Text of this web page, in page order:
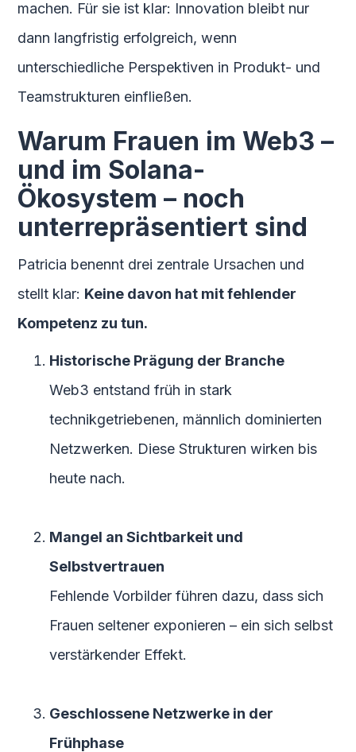
machen. Für sie ist klar: Innovation bleibt nur
dann langfristig erfolgreich, wenn
unterschiedliche Perspektiven in Produkt- und
Teamstrukturen einfließen.
Warum Frauen im Web3 –
und im Solana-
Ökosystem – noch
unterrepräsentiert sind
Patricia benennt drei zentrale Ursachen und
stellt klar: Keine davon hat mit fehlender
Kompetenz zu tun.
Historische Prägung der Branche
Web3 entstand früh in stark
technikgetriebenen, männlich dominierten
Netzwerken. Diese Strukturen wirken bis
heute nach.
Mangel an Sichtbarkeit und
Selbstvertrauen
Fehlende Vorbilder führen dazu, dass sich
Frauen seltener exponieren – ein sich selbst
verstärkender Effekt.
Geschlossene Netzwerke in der
Frühphase